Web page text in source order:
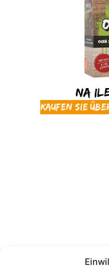
Na
Kaufen Sie